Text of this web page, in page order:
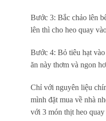
Bước 3: Bắc chảo lên
lên thì cho heo quay
Bước 4: Bỏ tiêu hạt
ăn này thơm và ngon
Chỉ với nguyên liệu
mình đặt mua về nhà
với 3 món thịt heo